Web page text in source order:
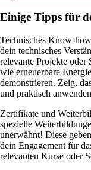
Einige Tipps für
Technisches Know-
dein technisches
relevante Projekte oder
wie erneuerbare
demonstrieren. Zeig,
und praktisch
Zertifikate und
spezielle
unerwähnt! Diese
dein Engagement für
relevanten Kurse oder